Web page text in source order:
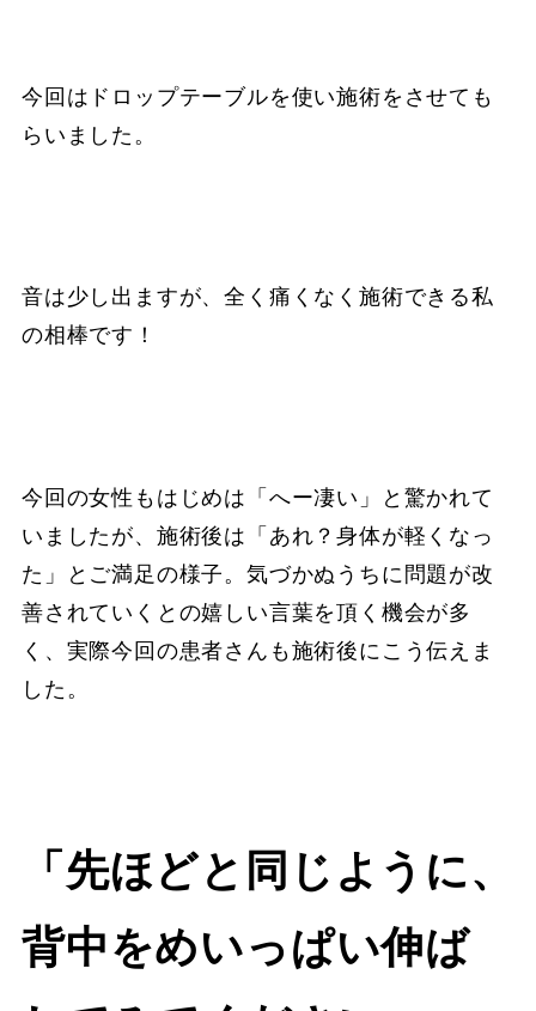
今回はドロップテーブルを使い施術をさせても
らいました。
音は少し出ますが、全く痛くなく施術できる私
の相棒です！
今回の女性もはじめは「へー凄い」と驚かれて
いましたが、施術後は「あれ？身体が軽くなっ
た」とご満足の様子。気づかぬうちに問題が改
善されていくとの嬉しい言葉を頂く機会が多
く、実際今回の患者さんも施術後にこう伝えま
した。
「先ほどと同じように、
背中をめいっぱい伸ば